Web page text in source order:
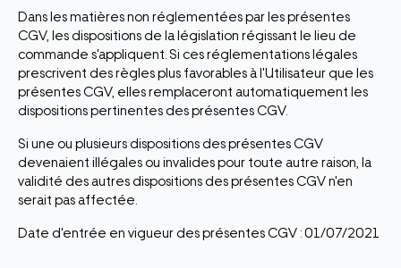
Dans les matières non réglementées par les présentes
CGV, les dispositions de la législation régissant le lieu de
commande s'appliquent. Si ces réglementations légales
prescrivent des règles plus favorables à l'Utilisateur que les
présentes CGV, elles remplaceront automatiquement les
dispositions pertinentes des présentes CGV.
Si une ou plusieurs dispositions des présentes CGV
devenaient illégales ou invalides pour toute autre raison, la
validité des autres dispositions des présentes CGV n'en
serait pas affectée.
Date d'entrée en vigueur des présentes CGV : 01/07/2021